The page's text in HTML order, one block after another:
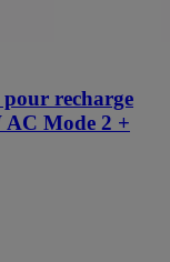
recharge
AC Mode 2 +